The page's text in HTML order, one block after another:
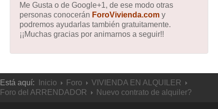
Me Gusta o de Google+1, de ese modo otras
personas conocerán ForoVivienda.com y
podremos ayudarlas también gratuitamente.
¡¡Muchas gracias por animarnos a seguir!!
Está aquí: Inicio Foro
VIVIENDA EN ALQUILER
Foro del ARRENDADOR
Nuevo contrato de alquiler?